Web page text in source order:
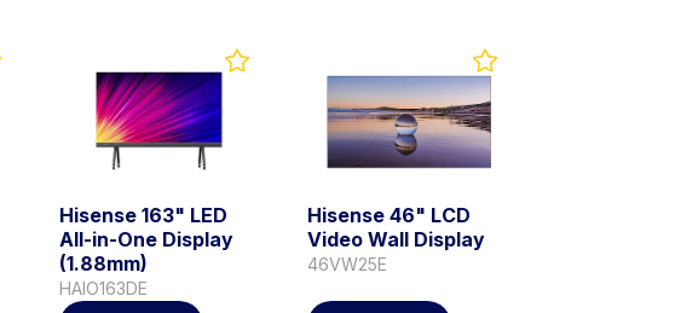
Hisense 163" LED
All-in-One Display
(1.88mm)
HAIO163DE
Hisense 46" LCD
Video Wall Display
46VW25E